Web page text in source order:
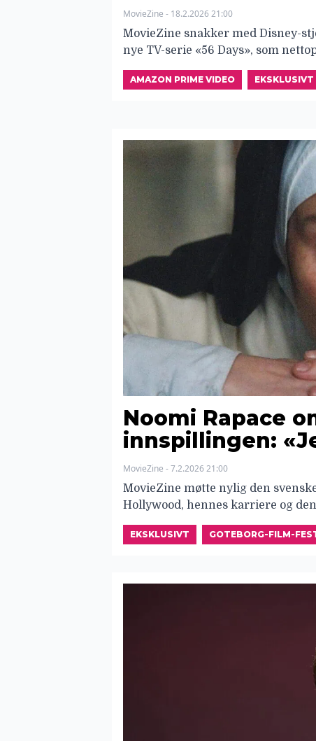
MovieZine - 18.2.2026 21:00
MovieZine snakker med Disney-
nye TV-serie «56 Days», som
AMAZON PRIME VIDEO EKSKLUSIVT
Noomi Rapace
innspillingen:
MovieZine - 7.2.2026 21:00
MovieZine møtte nylig den
Hollywood, hennes karriere og
EKSKLUSIVT GOTEBORG-FILM-